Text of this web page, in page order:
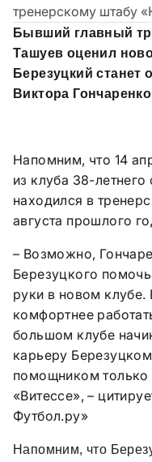
тренерскому штабу
Бывший главный
Ташуев оценил
Березуцкий
Виктора
Напомним, что 14
из клуба 38-
находился в
августа прошлого
– Возможно,
Березуцкого
руки в новом
комфортнее
большом клубе
карьеру
помощником
«Витессе», –
Футбол.ру»
Напомним, что